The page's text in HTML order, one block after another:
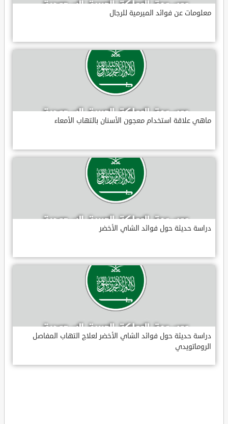
معلومات عن فوائد الميرمية للرجال
ماهي علاقة استخدام معجون الأسنان بالتهاب الأمعاء
دراسة حديثة حول فوائد الشاي الأخضر
دراسة حديثة حول فوائد الشاي الأخضر لعلاج التهاب المفاصل
الروماتويدي